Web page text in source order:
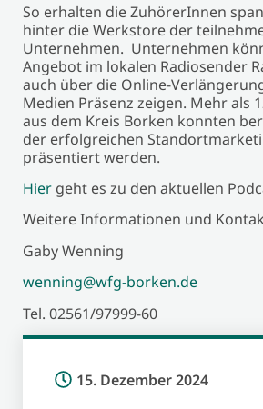
So erhalten die ZuhörerInnen
hinter die Werkstore der
Unternehmen. Unternehmen
Angebot im lokalen Radiosender
auch über die Online-
Medien Präsenz zeigen. Mehr als
aus dem Kreis Borken konnten
der erfolgreichen
präsentiert werden.
Hier geht es zu den aktuellen
Weitere Informationen und
Gaby Wenning
wenning@wfg-borken.de
Tel. 02561/97999-60
15. Dezember 2024